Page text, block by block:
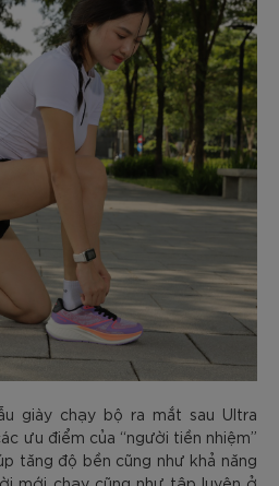
giày chạy bộ ra mắt sau Ultra
ưu điểm của “người tiền nhiệm”
tăng độ bền cũng như khả năng